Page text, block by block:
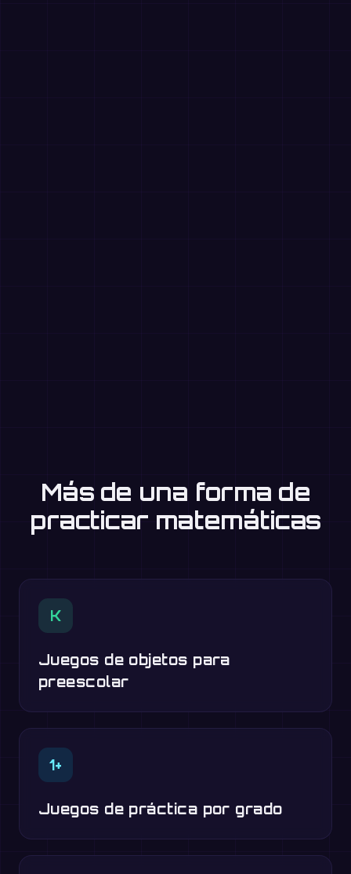
Más de una forma de
practicar matemáticas
K
Juegos de objetos para
preescolar
1+
Juegos de práctica por grado